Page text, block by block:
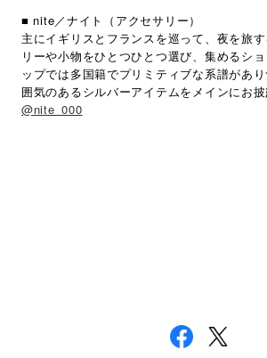
■ nite／ナイト（アクセサリー）
主にイギリスとフランスを巡って、夜を旅
リーや小物をひとつひとつ選び、集めるシ
ップでは多国籍でプリミティブな系譜があ
囲気のあるシルバーアイテムをメインにお披
@nite_000